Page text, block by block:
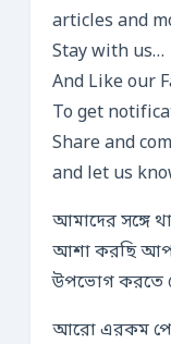
articles and
Stay with us…
And Like our
To get
Share and
and let us
আমাদের সঙ্গে
আশা করছি
উপভোগ করতে
আরো এরকম